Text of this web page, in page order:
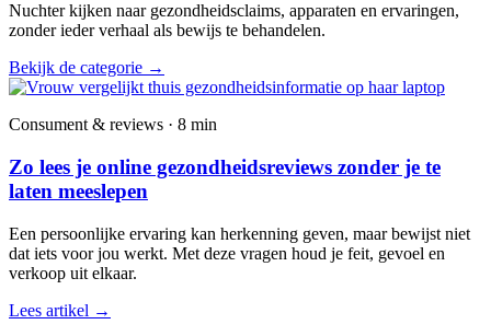
Nuchter kijken naar gezondheidsclaims, apparaten en ervaringen,
zonder ieder verhaal als bewijs te behandelen.
Bekijk de categorie →
Consument & reviews · 8 min
Zo lees je online gezondheidsreviews zonder je te
laten meeslepen
Een persoonlijke ervaring kan herkenning geven, maar bewijst niet
dat iets voor jou werkt. Met deze vragen houd je feit, gevoel en
verkoop uit elkaar.
Lees artikel →